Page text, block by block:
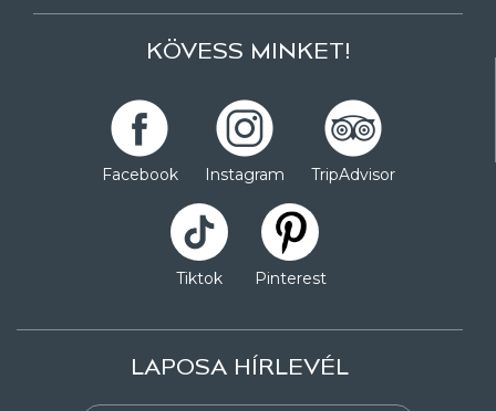
KÖVESS MINKET!
Facebook Instagram TripAdvisor
Tiktok Pinterest
LAPOSA HÍRLEVÉL